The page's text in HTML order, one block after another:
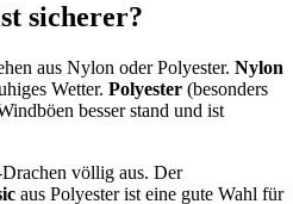
sicherer?
aus Nylon oder Polyester. Nylon
Wetter. Polyester (besonders
besser stand und ist
völlig aus. Der
aus Polyester ist eine gute Wahl für